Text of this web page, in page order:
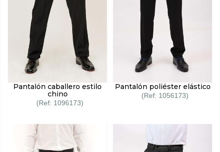
Pantalón caballero estilo
chino
1096173
Pantalón poliéster elástico
1056173